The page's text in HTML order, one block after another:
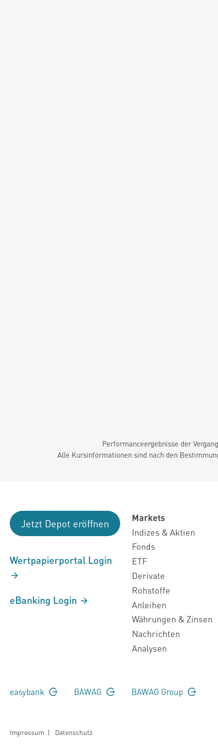
Performanceergebnisse der
Alle Kursinformationen sind nach den
Jetzt Depot eröffnen
Wertpapierportal Login
eBanking Login
Markets
Indizes & Aktien
Fonds
ETF
Derivate
Rohstoffe
Anleihen
Währungen & Zinsen
Nachrichten
Analysen
easybank BAWAG BAWAG Group
Impressum | Datenschutz